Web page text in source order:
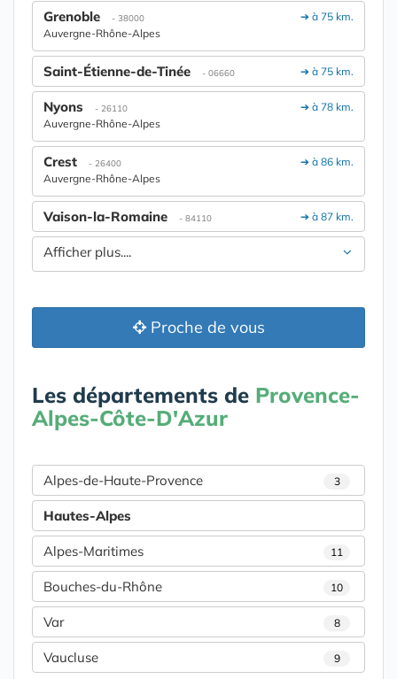
➔ à 75 km.
Grenoble - 38000
Auvergne-Rhône-Alpes
➔ à 75 km.
Saint-Étienne-de-Tinée - 06660
➔ à 78 km.
Nyons - 26110
Auvergne-Rhône-Alpes
➔ à 86 km.
Crest - 26400
Auvergne-Rhône-Alpes
➔ à 87 km.
Vaison-la-Romaine - 84110
Afficher plus....
Proche de vous
Les départements de Provence-
Alpes-Côte-D'Azur
Alpes-de-Haute-Provence 3
Hautes-Alpes
Alpes-Maritimes 11
Bouches-du-Rhône 10
Var 8
Vaucluse 9